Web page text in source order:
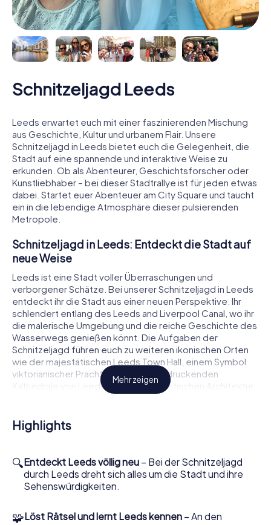
Schnitzeljagd Leeds
Leeds erwartet euch mit einer faszinierenden Mischung
aus Geschichte, Kultur und urbanem Flair. Unsere
Schnitzeljagd in Leeds bietet euch die Gelegenheit, die
Stadt auf eine spannende und interaktive Weise zu
erkunden. Ob als Abenteurer, Geschichtsforscher oder
Kunstliebhaber – bei dieser Stadtrallye ist für jeden etwas
dabei. Startet euer Abenteuer am City Square und taucht
ein in die lebendige Atmosphäre dieser pulsierenden
Metropole.
Schnitzeljagd in Leeds: Entdeckt die Stadt auf
neue Weise
Leeds ist eine Stadt voller Überraschungen und
verborgener Schätze. Bei unserer Schnitzeljagd in Leeds
entdeckt ihr die Stadt aus einer neuen Perspektive. Ihr
schlendert entlang des Leeds and Liverpool Canal, wo ihr
die malerische Umgebung und die reiche Geschichte des
Wasserwegs genießen könnt. Die Aufgaben der
Schnitzeljagd führen euch zu weiteren ikonischen Orten
wie der majestätischen Leeds Town Hall, einem Symbol
viktorianischer Pracht, und der beeindruckenden
Kathedrale von Leeds, die mit ihrer gotischen Architektur
ein echter Hingucker ist.
Während ihr euch durch die Stadt bewegt, löst ihr knifflige
Rätsel und meistert spannende Herausforderungen, die
Mit jedem gelösten Rätsel sammelt ihr Punkte und erfahrt
mehr über die Stadt, die einst ein Zentrum der
Textilindustrie war und sich heute als dynamische
Kulturstadt präsentiert. Eure Schnitzeljagd in Leeds wird
Mehr zeigen
Highlights
🔍Entdeckt Leeds völlig neu – Bei der Schnitzeljagd
durch Leeds dreht sich alles um die Stadt und ihre
Sehenswürdigkeiten.
🧩Löst Rätsel und lernt Leeds kennen – An den